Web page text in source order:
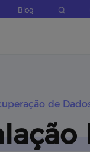
Blog
de